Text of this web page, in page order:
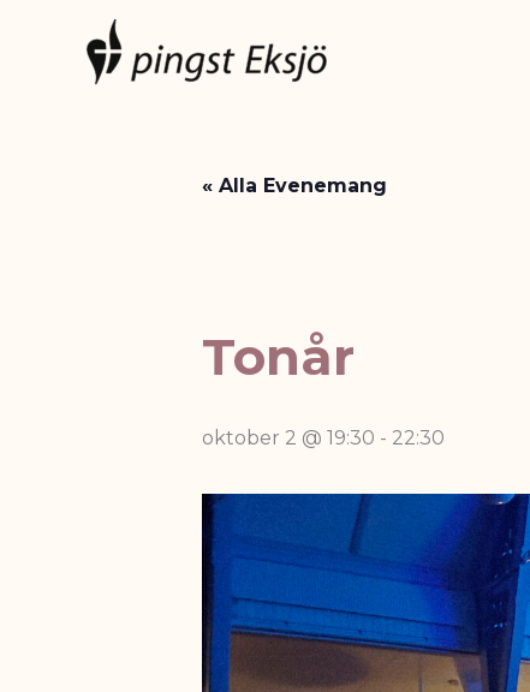
« Alla Evenemang
Tonår
oktober 2 @ 19:30 - 22:30